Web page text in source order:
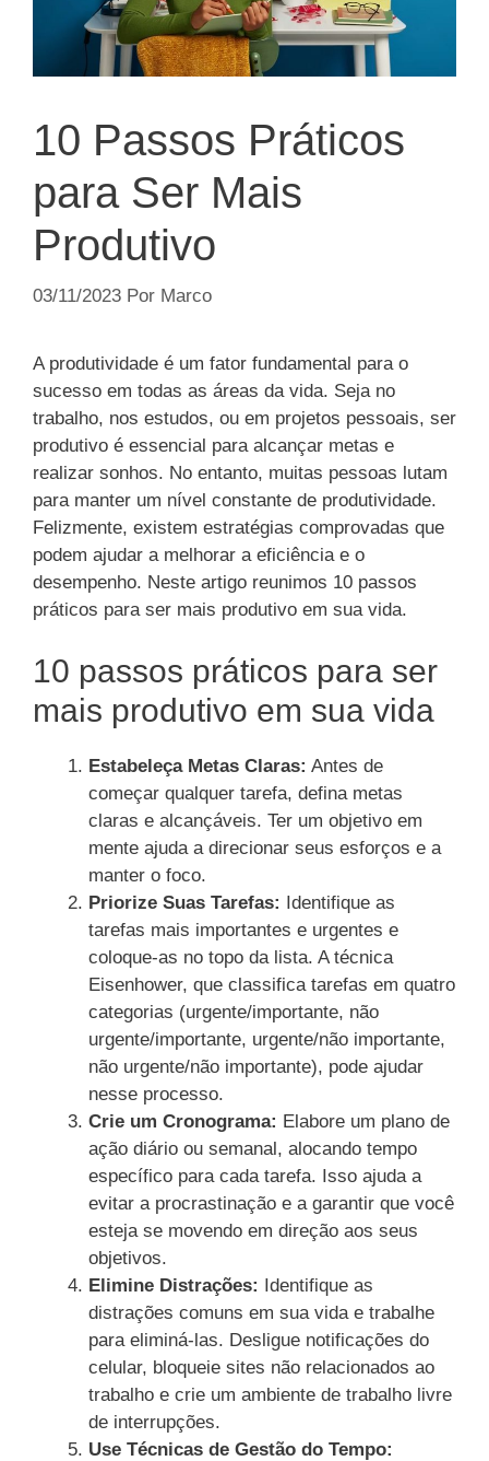
10 Passos Práticos
para Ser Mais
Produtivo
03/11/2023 Por Marco
A produtividade é um fator fundamental para o
sucesso em todas as áreas da vida. Seja no
trabalho, nos estudos, ou em projetos pessoais, ser
produtivo é essencial para alcançar metas e
realizar sonhos. No entanto, muitas pessoas lutam
para manter um nível constante de produtividade.
Felizmente, existem estratégias comprovadas que
podem ajudar a melhorar a eficiência e o
desempenho. Neste artigo reunimos 10 passos
práticos para ser mais produtivo em sua vida.
10 passos práticos para ser
mais produtivo em sua vida
Estabeleça Metas Claras: Antes de
começar qualquer tarefa, defina metas
claras e alcançáveis. Ter um objetivo em
mente ajuda a direcionar seus esforços e a
manter o foco.
Priorize Suas Tarefas: Identifique as
tarefas mais importantes e urgentes e
coloque-as no topo da lista. A técnica
Eisenhower, que classifica tarefas em quatro
categorias (urgente/importante, não
urgente/importante, urgente/não importante,
não urgente/não importante), pode ajudar
nesse processo.
Crie um Cronograma: Elabore um plano de
ação diário ou semanal, alocando tempo
específico para cada tarefa. Isso ajuda a
evitar a procrastinação e a garantir que você
esteja se movendo em direção aos seus
objetivos.
Elimine Distrações: Identifique as
distrações comuns em sua vida e trabalhe
para eliminá-las. Desligue notificações do
celular, bloqueie sites não relacionados ao
trabalho e crie um ambiente de trabalho livre
de interrupções.
Use Técnicas de Gestão do Tempo: